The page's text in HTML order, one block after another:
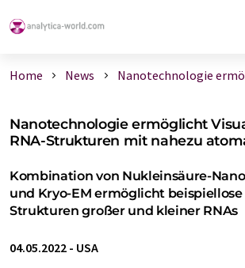
Home News Nanotechnologie
Nanotechnologie ermöglicht
RNA-Strukturen mit nahezu
Kombination von Nukleinsäure-
und Kryo-EM ermöglicht
Strukturen großer und kleiner RNAs
04.05.2022 - USA